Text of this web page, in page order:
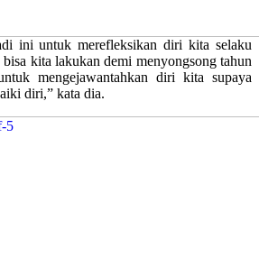
ini untuk merefleksikan diri kita selaku
kita lakukan demi menyongsong tahun
mengejawantahkan diri kita supaya
diri,” kata dia.